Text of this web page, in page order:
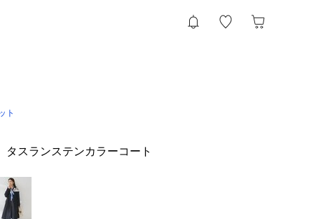
ト
タスランステンカラーコート